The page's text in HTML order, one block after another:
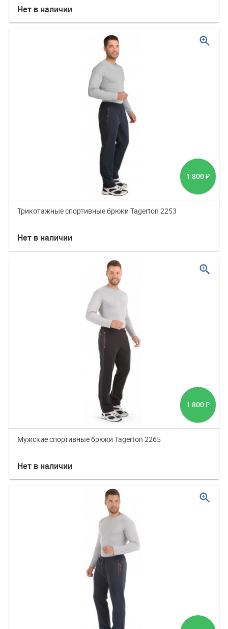
Нет в наличии
1 800 ₽
Трикотажные спортивные брюки Tagerton 2253
Нет в наличии
zoom_in
1 800 ₽
Мужские спортивные брюки Tagerton 2265
Нет в наличии
zoom_in
zoom_in